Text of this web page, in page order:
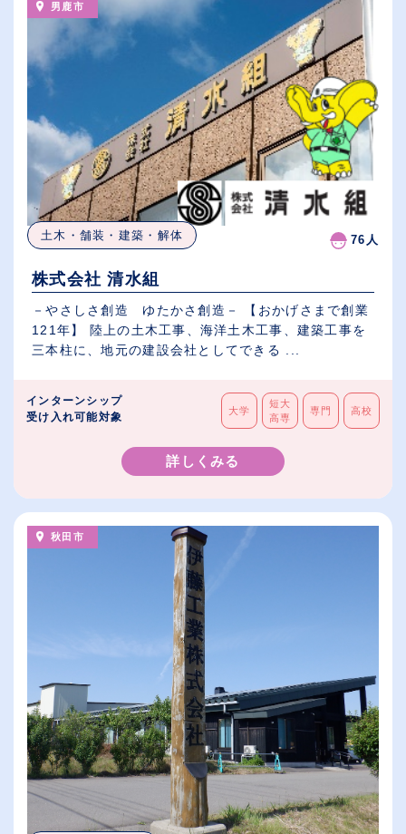
男鹿市
土木・舗装・建築・解体 76人
株式会社 清水組
－やさしさ創造 ゆたかさ創造－ 【おかげさまで創業
121年】 陸上の土木工事、海洋土木工事、建築工事を
三本柱に、地元の建設会社としてできる ...
インターンシップ
受け入れ可能対象
大学
短大
高専
専門 高校
詳しくみる
秋田市